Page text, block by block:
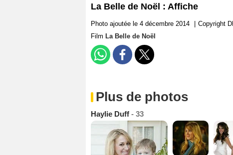
La Belle de Noël : Affiche
Photo ajoutée le 4 décembre 2014
Copyright
Film La Belle de Noël
Plus de photos
Haylie Duff - 33